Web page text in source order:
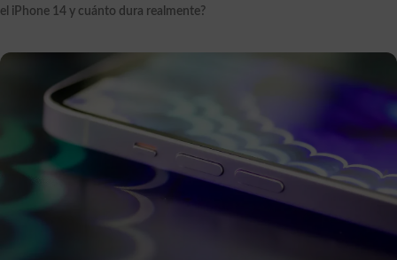
el iPhone 14 y cuánto dura realmente?